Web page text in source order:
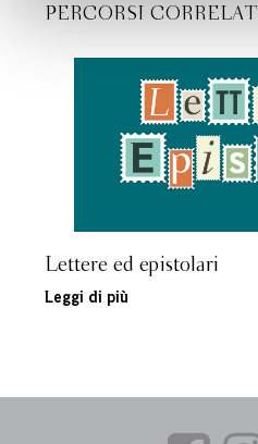
PERCORSI CORRELATI
Lettere ed epistolari
Leggi di più